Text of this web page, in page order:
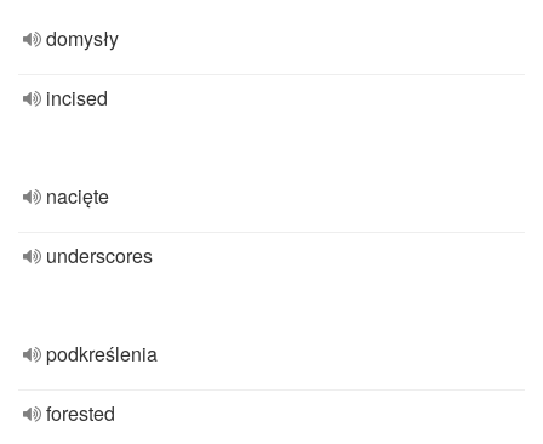
domysły
incised
nacięte
underscores
podkreślenia
forested